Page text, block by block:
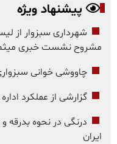
پیشنهاد ویژه
شهرداری سبزوار از
مشروح نشست خبری میثم
چاووشی خوانی
گزارشی از عملکرد
درنگی در نحوه بدرقه و
ایران